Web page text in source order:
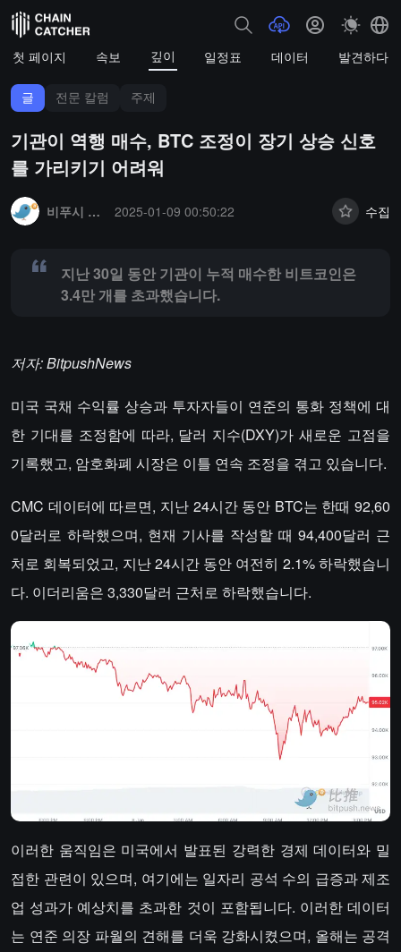
첫 페이지 속보 깊이 일정표 데이터 발견하다
글 전문 칼럼 주제
기관이 역행 매수, BTC 조정이 장기 상승 신호
를 가리키기 어려워
비푸시 비트푸시뉴스
2025-01-09 00:50:22 수집
지난 30일 동안 기관이 누적 매수한 비트코인은
3.4만 개를 초과했습니다.
저자: BitpushNews
미국 국채 수익률 상승과 투자자들이 연준의 통화 정책에 대
한 기대를 조정함에 따라, 달러 지수(DXY)가 새로운 고점을
기록했고, 암호화폐 시장은 이틀 연속 조정을 겪고 있습니다.
CMC 데이터에 따르면, 지난 24시간 동안 BTC는 한때 92,60
0달러로 하락했으며, 현재 기사를 작성할 때 94,400달러 근
처로 회복되었고, 지난 24시간 동안 여전히 2.1% 하락했습니
다. 이더리움은 3,330달러 근처로 하락했습니다.
이러한 움직임은 미국에서 발표된 강력한 경제 데이터와 밀
접한 관련이 있으며, 여기에는 일자리 공석 수의 급증과 제조
업 성과가 예상치를 초과한 것이 포함됩니다. 이러한 데이터
는 연준 의장 파월의 견해를 더욱 강화시켰으며, 올해는 공격